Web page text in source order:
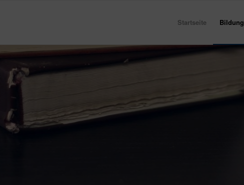
Startseite Bildung